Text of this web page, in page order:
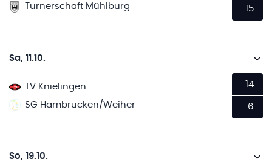
Turnerschaft Mühlburg
15
Sa, 11.10.
TV Knielingen
SG Hambrücken/Weiher
14
6
So, 19.10.